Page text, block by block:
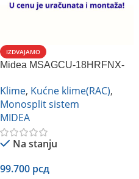
IZDVAJAMO
Midea MSAGCU-18HRFNX-
Klime, Kućne klime(RAC),
Monosplit sistem
MIDEA
Na stanju
99.700 рсд